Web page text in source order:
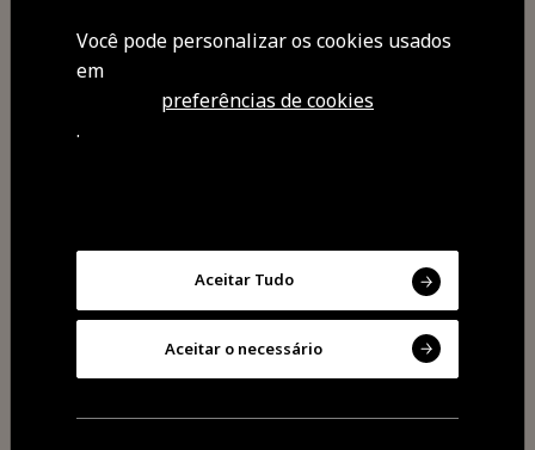
Você pode personalizar os cookies usados ​​
em
preferências de cookies
.
Aceitar Tudo
Aceitar o necessário